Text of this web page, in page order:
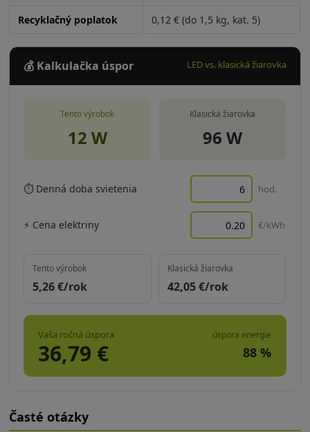
Recyklačný poplatok 0,12 € (do 1,5 kg, kat. 5)
💰 Kalkulačka úspor LED vs. klasická žiarovka
Tento výrobok
12 W
Klasická žiarovka
96 W
⏱ Denná doba svietenia hod.
⚡ Cena elektriny €/kWh
Tento výrobok
5,26€/rok
Klasická žiarovka
42,05€/rok
Vaša ročná úspora
36,79 €
úspora energie
88 %
Časté otázky